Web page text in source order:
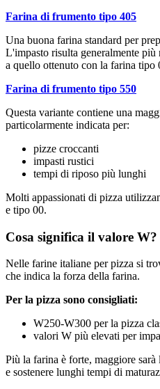
Farina di frumento tipo 405
Una buona farina standard per
L'impasto risulta generalmente
a quello ottenuto con la farina tipo
Farina di frumento tipo 550
Questa variante contiene una
particolarmente indicata per:
pizze croccanti
impasti rustici
tempi di riposo più lunghi
Molti appassionati di pizza
e tipo 00.
Cosa significa il valore W?
Nelle farine italiane per pizza si
che indica la forza della farina.
Per la pizza sono consigliati:
W250-W300 per la pizza
valori W più elevati per
Più la farina è forte, maggiore sarà
e sostenere lunghi tempi di